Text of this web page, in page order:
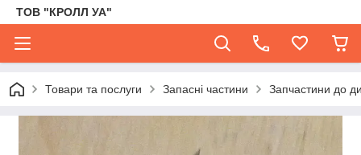
ТОВ "КРОЛЛ УА"
Товари та послуги Запасні частини Запчастини до